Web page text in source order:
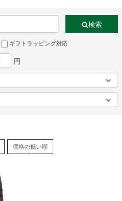
検索
ギフトラッピング対応
円
価格の低い順